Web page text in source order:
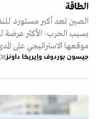
الطاقة
الصين تعد أكبر مستورد
بسبب الحرب- الأكثر عرضة
موقعها الاستراتيجي على
جيسون بوردوف وإيريكا داونز 08 مارس